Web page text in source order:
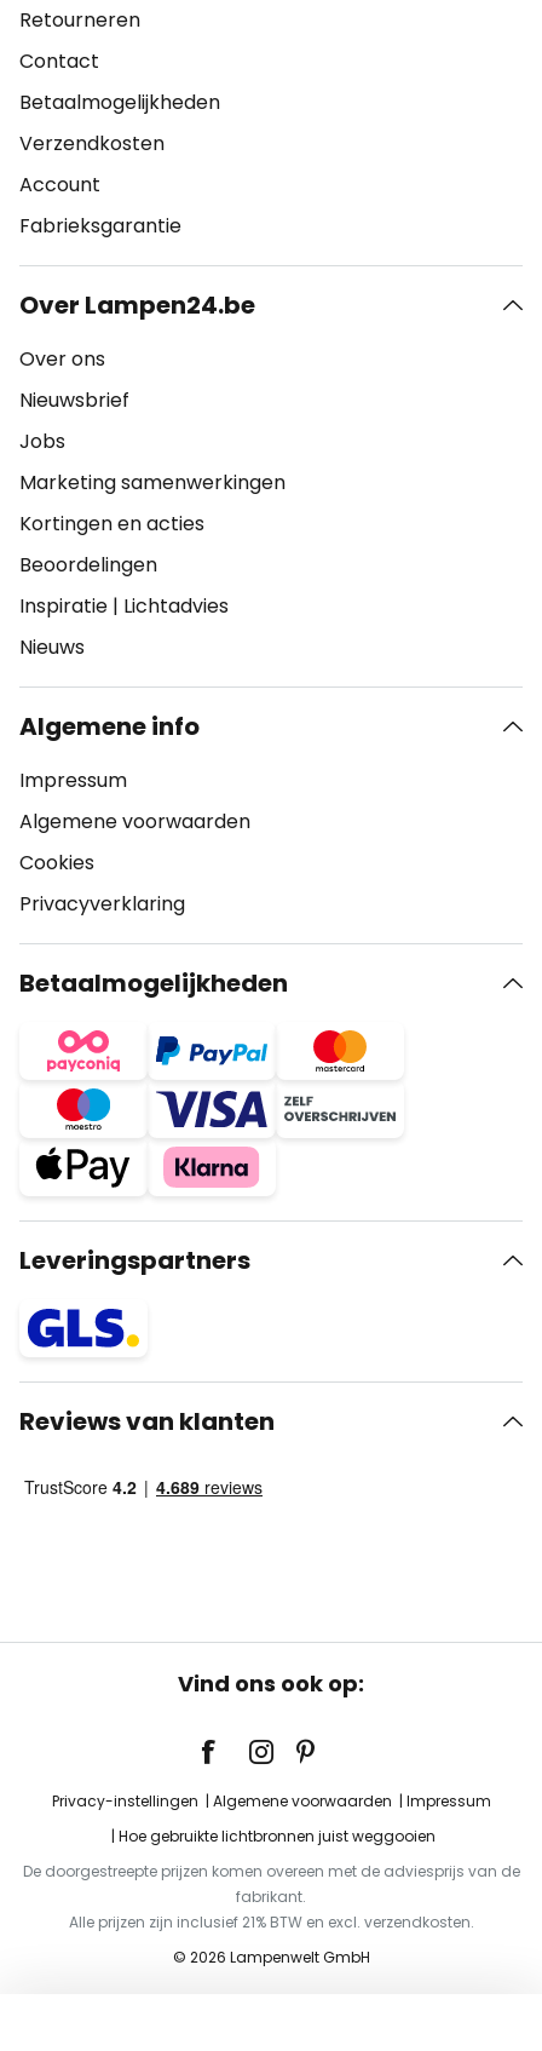
Retourneren
Contact
Betaalmogelijkheden
Verzendkosten
Account
Fabrieksgarantie
Over Lampen24.be
Over ons
Nieuwsbrief
Jobs
Marketing samenwerkingen
Kortingen en acties
Beoordelingen
Inspiratie | Lichtadvies
Nieuws
Algemene info
Impressum
Algemene voorwaarden
Cookies
Privacyverklaring
Betaalmogelijkheden
Leveringspartners
Reviews van klanten
Vind ons ook op:
Privacy-instellingen Algemene voorwaarden
Impressum
Hoe gebruikte lichtbronnen juist weggooien
De doorgestreepte prijzen komen overeen met de adviesprijs van de
fabrikant.
Alle prijzen zijn inclusief 21% BTW en excl. verzendkosten.
© 2026 Lampenwelt GmbH